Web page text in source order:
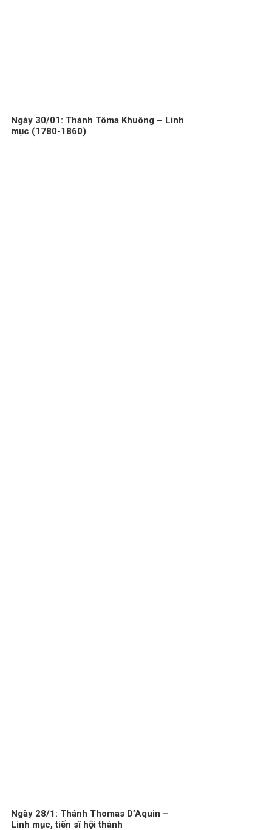
Ngày 30/01: Thánh Tôma Khuông – Linh
mục (1780-1860)
Ngày 28/1: Thánh Thomas D’Aquin –
Linh mục, tiến sĩ hội thánh